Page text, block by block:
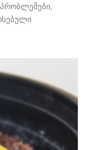
პრობლემები,